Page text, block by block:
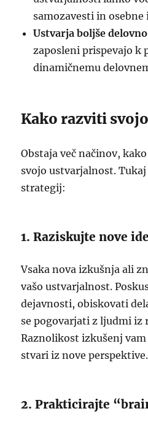
samozavesti in
Ustvarja boljše
zaposleni prispevajo k
dinamičnemu
Kako razviti
Obstaja več načinov,
svojo ustvarjalnost.
strategij:
1. Raziskujte nove
Vsaka nova izkušnja ali
vašo ustvarjalnost.
dejavnosti, obiskovati
se pogovarjati z ljudmi iz
Raznolikost izkušenj
stvari iz nove perspektive.
2. Prakticirajte